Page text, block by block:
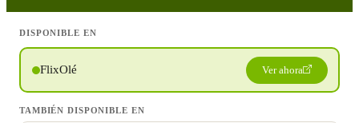
DISPONIBLE EN
FlixOlé Ver ahora
TAMBIÉN DISPONIBLE EN